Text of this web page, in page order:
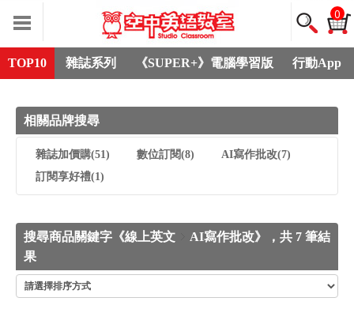
0
TOP10 雜誌系列 《SUPER+》電腦學習版 行動App
相關品牌搜尋
雜誌加價購(51) 數位訂閱(8) AI寫作批改(7)
訂閱享好禮(1)
搜尋商品關鍵字《線上英文
AI寫作批改》，共 7 筆結
果